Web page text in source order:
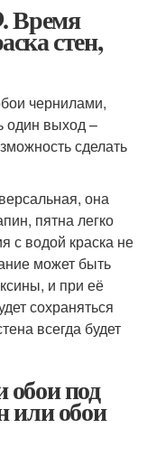
Время
стен,
чернилами,
один выход –
сделать
она
пятна легко
с водой краска не
может быть
и при её
сохраняться
всегда будет
под
или обои